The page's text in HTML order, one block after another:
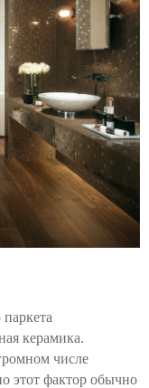
керамика.
числе
этот фактор обычно